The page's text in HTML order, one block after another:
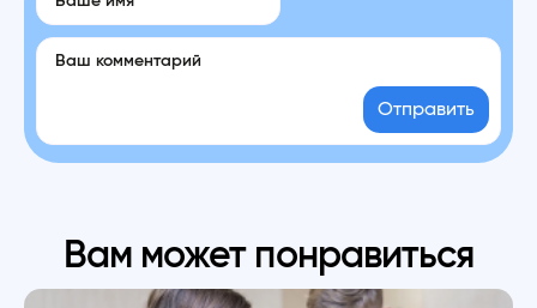
Отправить
Вам может понравиться